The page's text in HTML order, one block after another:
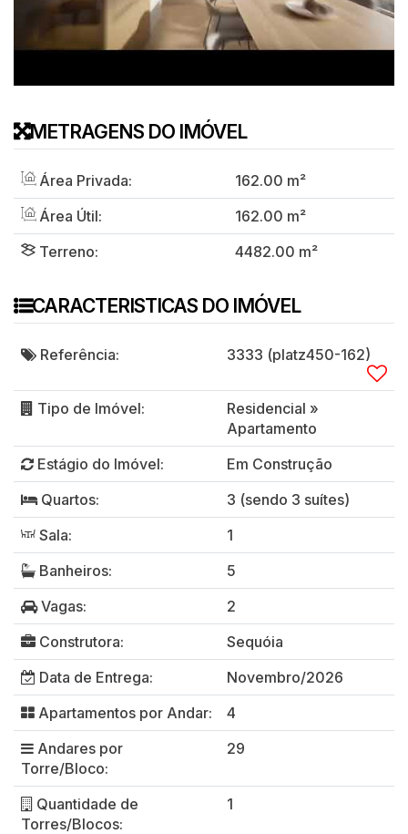
METRAGENS DO IMÓVEL
Área Privada: 162.00 m²
Área Útil:
162.00 m²
Terreno:
4482.00 m²
CARACTERISTICAS DO IMÓVEL
Referência: 3333 (platz450-162)
Tipo de Imóvel: Residencial »
Apartamento
Estágio do Imóvel:
Em Construção
Quartos:
3 (sendo 3 suítes)
Sala:
1
Banheiros:
5
Vagas:
2
Construtora:
Sequóia
Data de Entrega:
Novembro/2026
Apartamentos por Andar:
4
Andares por
Torre/Bloco:
29
Quantidade de
Torres/Blocos:
1